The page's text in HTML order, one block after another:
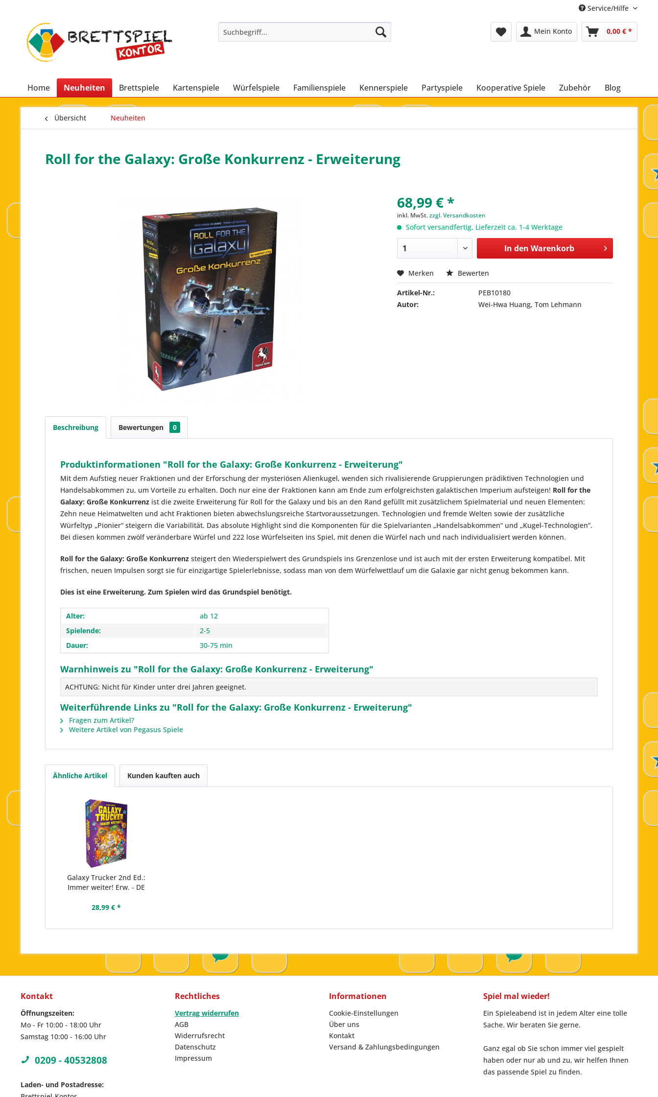
Service/Hilfe
Mein Konto 0,00 € *
Home Neuheiten Brettspiele Kartenspiele Würfelspiele Familienspiele Kennerspiele Partyspiele Kooperative Spiele Zubehör Blog
Übersicht Neuheiten
Roll for the Galaxy: Große Konkurrenz - Erweiterung
68,99 € *
inkl. MwSt.zzgl. Versandkosten
Sofort versandfertig, Lieferzeit ca. 1-4 Werktage
In den Warenkorb
Merken Bewerten
Artikel-Nr.:
PEB10180
Autor:
Wei-Hwa Huang, Tom Lehmann
Beschreibung Bewertungen 0
Produktinformationen "Roll for the Galaxy: Große Konkurrenz - Erweiterung"
Mit dem Aufstieg neuer Fraktionen und der Erforschung der mysteriösen Alienkugel, wenden sich rivalisierende Gruppierungen prädiktiven Technologien und
Handelsabkommen zu, um Vorteile zu erhalten. Doch nur eine der Fraktionen kann am Ende zum erfolgreichsten galaktischen Imperium aufsteigen! Roll for the
Galaxy: Große Konkurrenz ist die zweite Erweiterung für Roll for the Galaxy und bis an den Rand gefüllt mit zusätzlichem Spielmaterial und neuen Elementen:
Zehn neue Heimatwelten und acht Fraktionen bieten abwechslungsreiche Startvoraussetzungen. Technologien und fremde Welten sowie der zusätzliche
Würfeltyp „Pionier“ steigern die Variabilität. Das absolute Highlight sind die Komponenten für die Spielvarianten „Handelsabkommen“ und „Kugel-Technologien“.
Bei diesen kommen zwölf veränderbare Würfel und 222 lose Würfelseiten ins Spiel, mit denen die Würfel nach und nach individualisiert werden können.
Roll for the Galaxy: Große Konkurrenz steigert den Wiederspielwert des Grundspiels ins Grenzenlose und ist auch mit der ersten Erweiterung kompatibel. Mit
frischen, neuen Impulsen sorgt sie für einzigartige Spielerlebnisse, sodass man von dem Würfelwettlauf um die Galaxie gar nicht genug bekommen kann.
Dies ist eine Erweiterung. Zum Spielen wird das Grundspiel benötigt.
Alter:
ab 12
Spielende:
2-5
Dauer:
30-75 min
Warnhinweis zu "Roll for the Galaxy: Große Konkurrenz - Erweiterung"
ACHTUNG: Nicht für Kinder unter drei Jahren geeignet.
Weiterführende Links zu "Roll for the Galaxy: Große Konkurrenz - Erweiterung"
Fragen zum Artikel?
Weitere Artikel von Pegasus Spiele
Ähnliche Artikel Kunden kauften auch
Galaxy Trucker 2nd Ed.:
Immer weiter! Erw. - DE
28,99 € *
Kontakt
Öffnungszeiten:
Mo - Fr 10:00 - 18:00 Uhr
Samstag 10:00 - 16:00 Uhr
0209 - 40532808
Laden- und Postadresse:
Rechtliches
Vertrag widerrufen
AGB
Widerrufsrecht
Datenschutz
Impressum
Informationen
Cookie-Einstellungen
Über uns
Kontakt
Versand & Zahlungsbedingungen
Spiel mal wieder!
Ein Spieleabend ist in jedem Alter eine tolle
Sache. Wir beraten Sie gerne.
Ganz egal ob Sie schon immer viel gespielt
haben oder nur ab und zu, wir helfen Ihnen
das passende Spiel zu finden.